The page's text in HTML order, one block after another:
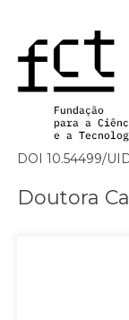
DOI 10.54499/
Doutora